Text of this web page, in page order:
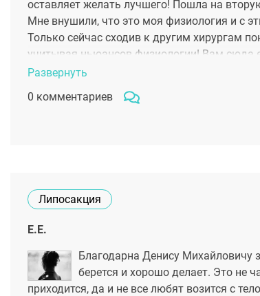
оставляет желать лучшего! Пошла на
Мне внушили, что это моя физиология и с
Только сейчас сходив к другим хирургам
учитывая ньюансов физиологии! Вам сюда
коническая грудь, наличие которой надо
доступ!!! Девчонки, всем удачи в
Развернуть
0 комментариев
Липосакция
Е.Е.
Благодарна Денису Михайловичу
берется и хорошо делает. Это не
приходится, да и не все любят возится с